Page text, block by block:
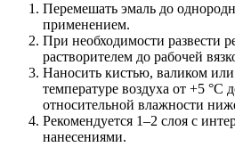
Перемешать эмаль до
применением.
При необходимости развести
растворителем до рабочей
Наносить кистью, валиком
температуре воздуха от +5 °C
относительной влажности
Рекомендуется 1–2 слоя с
нанесениями.